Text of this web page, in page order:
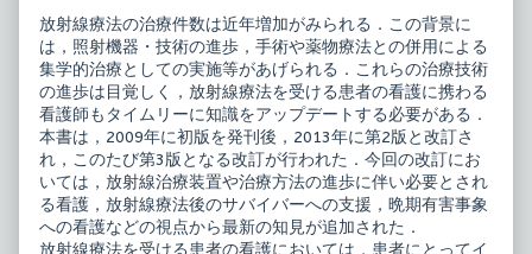
ィ
コ
レ
ク
シ
ョ
が
ん
放
射
線
ベ
ス
ト・
プ
ラ
ク
ス
コ
ク
シ
放射線療法の治療件数は近年増加がみられる．この背景に
は，照射機器・技術の進歩，手術や薬物療法との併用による
集学的治療としての実施等があげられる．これらの治療技術
の進歩は目覚しく，放射線療法を受ける患者の看護に携わる
看護師もタイムリーに知識をアップデートする必要がある．
本書は，2009年に初版を発刊後，2013年に第2版と改訂さ
れ，このたび第3版となる改訂が行われた．今回の改訂にお
いては，放射線治療装置や治療方法の進歩に伴い必要とされ
る看護，放射線療法後のサバイバーへの支援，晩期有害事象
への看護などの視点から最新の知見が追加された．
放射線療法を受ける患者の看護においては，患者にとってイ